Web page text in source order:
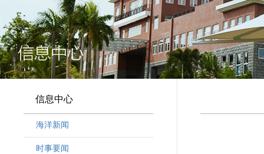
信息中心
海洋新闻
时事要闻